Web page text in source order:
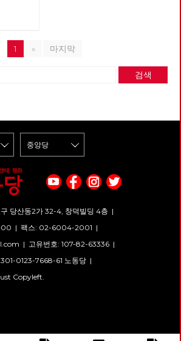
1 » 마지막
검색
당산동2가 32-4, 창덕빌딩 4층 |
| 팩스: 02-6004-2001 |
| 고유번호: 107-82-63336 |
0123-7668-61 노동당 |
Copyleft.